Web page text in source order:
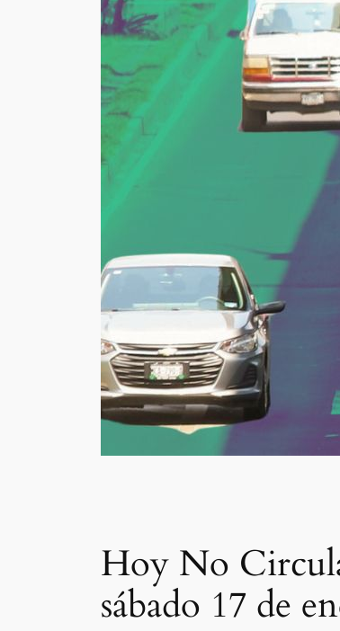
Hoy No
sábado 17 de